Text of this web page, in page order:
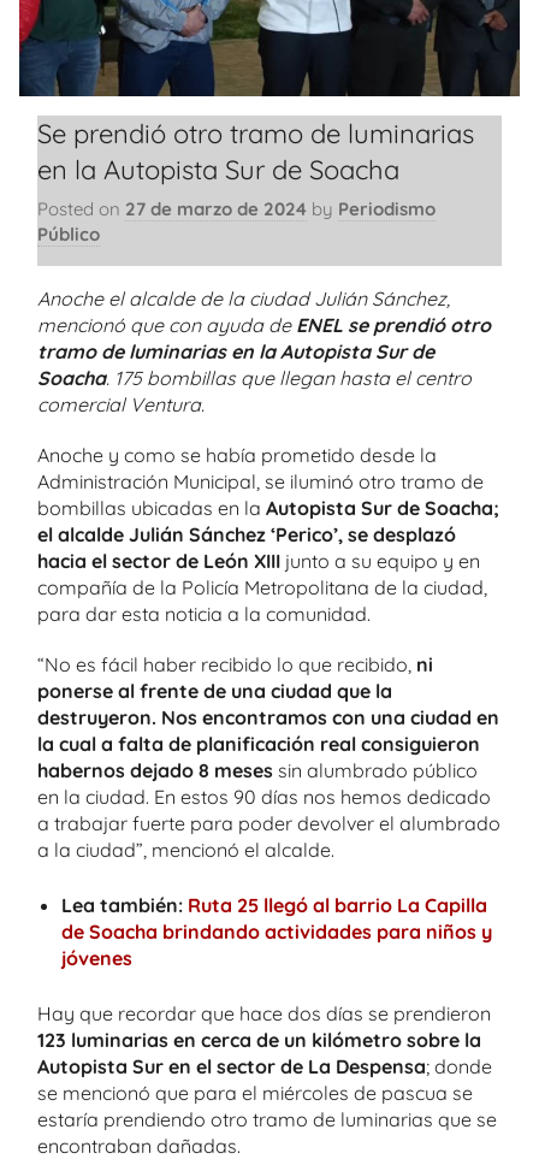
Se prendió otro tramo de luminarias
en la Autopista Sur de Soacha
Posted on 27 de marzo de 2024 by Periodismo
Público
Anoche el alcalde de la ciudad Julián Sánchez,
mencionó que con ayuda deENEL se prendió otro
tramo de luminarias en la Autopista Sur de
Soacha. 175 bombillas que llegan hasta el centro
comercial Ventura.
Anoche y como se había prometido desde la
Administración Municipal, se iluminó otro tramo de
bombillas ubicadas en la Autopista Sur de Soacha;
el alcalde Julián Sánchez ‘Perico’, se desplazó
hacia el sector de León XIII junto a su equipo y en
compañía de la Policía Metropolitana de la ciudad,
para dar esta noticia a la comunidad.
“No es fácil haber recibido lo que recibido, ni
ponerse al frente de una ciudad que la
destruyeron. Nos encontramos con una ciudad en
la cual a falta de planificación real consiguieron
habernos dejado 8 meses sin alumbrado público
en la ciudad. En estos 90 días nos hemos dedicado
a trabajar fuerte para poder devolver el alumbrado
a la ciudad”, mencionó el alcalde.
Lea también: Ruta 25 llegó al barrio La Capilla
de Soacha brindando actividades para niños y
jóvenes
Hay que recordar que hace dos días se prendieron
123 luminarias en cerca de un kilómetro sobre la
Autopista Sur en el sector de La Despensa; donde
se mencionó que para el miércoles de pascua se
estaría prendiendo otro tramo de luminarias que se
encontraban dañadas.